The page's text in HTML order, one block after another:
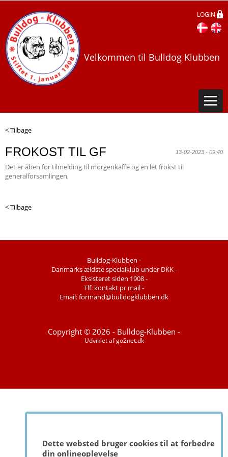
Dette websted bruger cookies til at forbedre
din onlineoplevelse
LOGIN
Velkommen til Bulldog Klubben
< Tilbage
FROKOST TIL GF 13-02-2023 - 09:40
Det er åben for tilmelding til morgenkaffe og en let frokst til
generalforsamlingen,
< Tilbage
Bulldog-Klubben -
Danmarks ældste specialklub under DKK -
Eksisteret siden 1908 -
Tlf: kontakt pr mail -
Email: formand@bulldogklubben.dk
Copyright © 2026 - Bulldog-Klubben -
Udviklet afgo2net.dk